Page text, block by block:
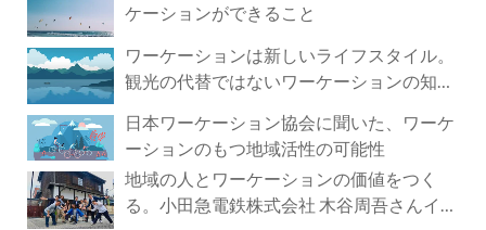
ケーションができること
ワーケーションは新しいライフスタイル。
観光の代替ではないワーケーションの知ら
日本ワーケーション協会に聞いた、ワーケ
ーションのもつ地域活性の可能性
地域の人とワーケーションの価値をつく
る。小田急電鉄株式会社 木谷周吾さんイン